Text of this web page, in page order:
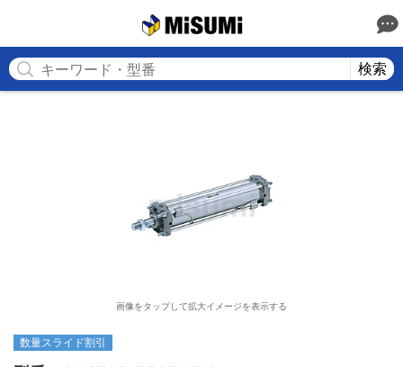
検索
画像をタップして拡大イメージを表示する
数量スライド割引